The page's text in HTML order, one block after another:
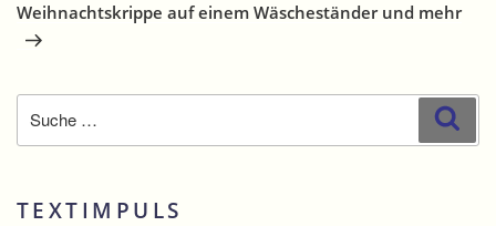
Weihnachtskrippe auf einem Wäscheständer und mehr
nach:
TEXTIMPULS